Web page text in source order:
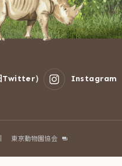
Twitter） Instagram
東京動物園協会